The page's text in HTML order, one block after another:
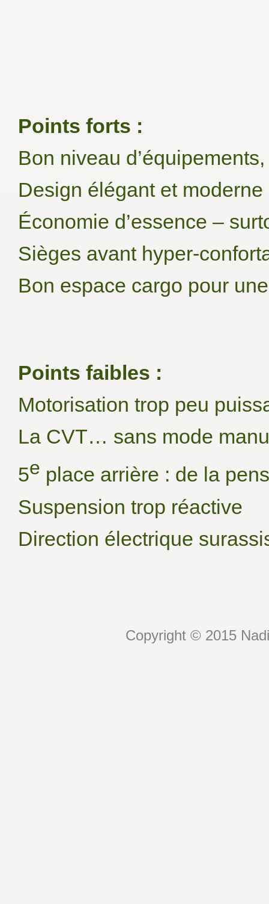
Points forts :
Bon niveau
Design élégant et moderne
Économie d’essence –
Sièges avant hyper-
Bon espace cargo pour
Points faibles :
Motorisation trop peu
La CVT… sans mode
5e place arrière : de la
Suspension trop réactive
Direction électrique
Copyright © 2015